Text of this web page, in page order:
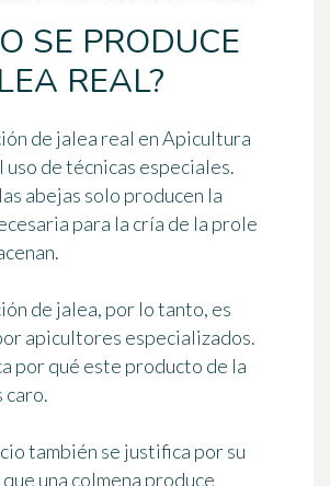
SE PRODUCE
REAL?
de jalea real enApicultura
de técnicas especiales.
abejas solo producen la
para la cría de la prole
de jalea, por lo tanto, es
apicultores especializados.
por qué este producto de la
caro.
también se justifica por su
una colmena produce